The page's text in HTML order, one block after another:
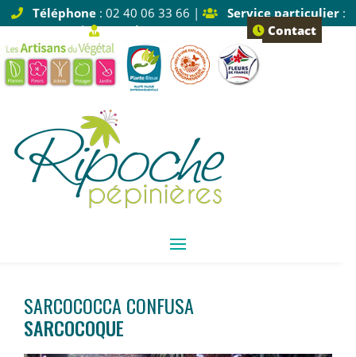
Téléphone: 02 40 06 33 66 | Service particulier:
Tapez 1 |
Service pro: Tapez 2 Contact
SARCOCOCCA CONFUSA
SARCOCOQUE